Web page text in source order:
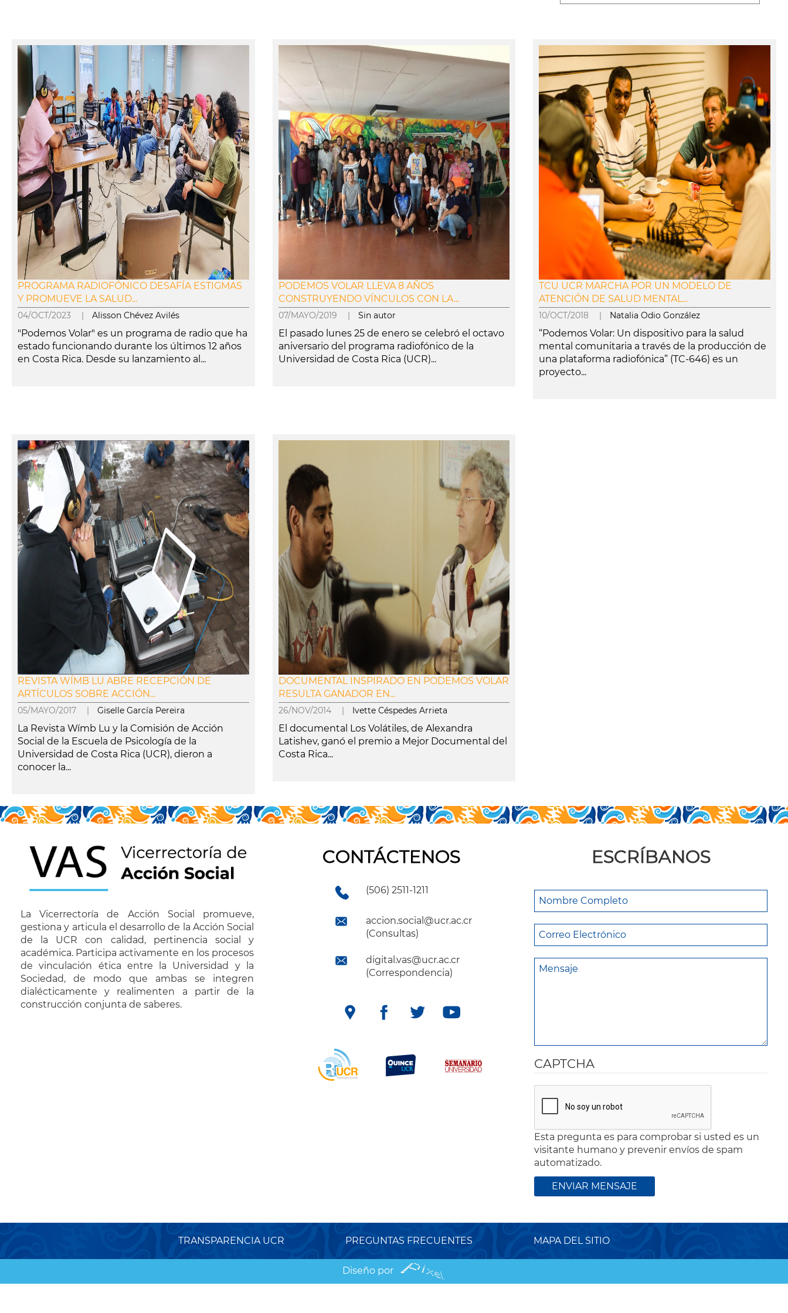
PROGRAMA RADIOFÓNICO DESAFÍA ESTIGMAS
Y PROMUEVE LA SALUD...
04/OCT/2023 | Alisson Chévez Avilés
"Podemos Volar" es un programa de radio que ha
estado funcionando durante los últimos 12 años
en Costa Rica. Desde su lanzamiento al...
PODEMOS VOLAR LLEVA 8 AÑOS
CONSTRUYENDO VÍNCULOS CON LA...
07/MAYO/2019 | Sin autor
El pasado lunes 25 de enero se celebró el octavo
aniversario del programa radiofónico de la
Universidad de Costa Rica (UCR)...
TCU UCR MARCHA POR UN MODELO DE
ATENCIÓN DE SALUD MENTAL...
10/OCT/2018 | Natalia Odio González
“Podemos Volar: Un dispositivo para la salud
mental comunitaria a través de la producción de
una plataforma radiofónica” (TC-646) es un
proyecto...
REVISTA WÍMB LU ABRE RECEPCIÓN DE
ARTÍCULOS SOBRE ACCIÓN...
05/MAYO/2017 | Giselle García Pereira
La Revista Wímb Lu y la Comisión de Acción
Social de la Escuela de Psicología de la
Universidad de Costa Rica (UCR), dieron a
conocer la...
DOCUMENTAL INSPIRADO EN PODEMOS VOLAR
RESULTA GANADOR EN...
26/NOV/2014 | Ivette Céspedes Arrieta
El documental Los Volátiles, de Alexandra
Latishev, ganó el premio a Mejor Documental del
Costa Rica...
La Vicerrectoría de Acción Social promueve,
gestiona y articula el desarrollo de la Acción Social
de la UCR con calidad, pertinencia social y
académica. Participa activamente en los procesos
de vinculación ética entre la Universidad y la
Sociedad, de modo que ambas se integren
dialécticamente y realimenten a partir de la
construcción conjunta de saberes.
CONTÁCTENOS
(506) 2511-1211
accion.social@ucr.ac.cr
(Consultas)
digital.vas@ucr.ac.cr
(Correspondencia)
ESCRÍBANOS
CAPTCHA
Esta pregunta es para comprobar si usted es un
visitante humano y prevenir envíos de spam
automatizado.
TRANSPARENCIA UCR PREGUNTAS FRECUENTES MAPA DEL SITIO
Diseño por